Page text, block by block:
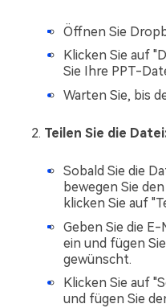
Öffnen Sie
Klicken Sie auf
Sie Ihre PPT-
Warten Sie, bis
Teilen Sie die
Sobald Sie die
bewegen Sie
klicken Sie auf
Geben Sie die
ein und fügen
gewünscht.
Klicken Sie auf
und fügen Sie